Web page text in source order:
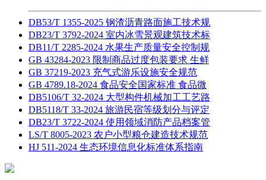
DB53/T 1355-2025 钢渣沥青路面施工技术规
DB23/T 3792-2024 室内冰雪景观建筑技术标
DB11/T 2285-2024 水果生产质量安全控制规
GB 43284-2023 限制商品过度包装要求 生鲜
GB 37219-2023 充气式游乐设施安全规范
GB 4789.18-2024 食品安全国家标准 食品微
DB5106/T 32-2024 大型构件机械加工工艺路
DB5118/T 33-2024 旅游民宿等级划分与评定
DB23/T 3722-2024 使用领域消防产品档案管
LS/T 8005-2023 农户小型粮仓建造技术规范
HJ 511-2024 生态环境信息化标准体系指南